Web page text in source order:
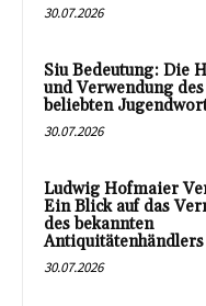
30.07.2026
Siu Bedeutung: Die
und Verwendung des
beliebten
30.07.2026
Ludwig Hofmaier
Ein Blick auf das
des bekannten
Antiquitätenhändlers
30.07.2026